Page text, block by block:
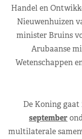
Handel en
Nieuwenhuizen
minister Bruins
Arubaanse
Wetenschappen
De Koning
september
multilaterale